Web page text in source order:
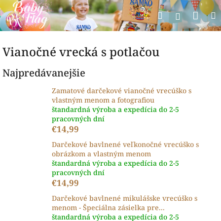
Prejsť
na
obsah
Hľadať
Vianočné vrecká s potlačou
Najpredávanejšie
Zamatové darčekové vianočné vrecúško s
vlastným menom a fotografiou
štandardná výroba a expedícia do 2-5
pracovných dní
€14,99
Darčekové bavlnené veľkonočné vrecúško s
obrázkom a vlastným menom
štandardná výroba a expedícia do 2-5
pracovných dní
€14,99
Darčekové bavlnené mikulášske vrecúško s
menom - Špeciálna zásielka pre...
štandardná výroba a expedícia do 2-5